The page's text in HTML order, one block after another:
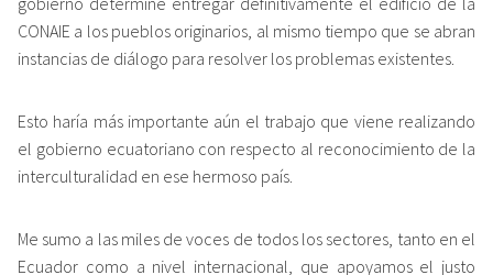
CONAIE a los pueblos originarios, al mismo tiempo que se abran
instancias de diálogo para resolver los problemas existentes.
Esto haría más importante aún el trabajo que viene realizando
el gobierno ecuatoriano con respecto al reconocimiento de la
interculturalidad en ese hermoso país.
Me sumo a las miles de voces de todos los sectores, tanto en el
Ecuador como a nivel internacional, que apoyamos el justo